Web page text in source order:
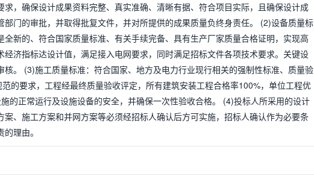
求，确保设计成果资料完整、真实准确、清晰有据、符合项目实际，且确保设计成
部门的审批，并取得批复文件，并对所提供的成果质量负终身责任。 (2)设备质量标
全新的、符合国家质量标准、有关手续完备、具有生产厂家质量合格证明，实现高
经济指标达设计值，满足接入电网要求，同时满足招标文件各项技术要求。关键设
核。 (3)施工质量标准：符合国家、地方及电力行业现行相关的强制性标准、质量验
的要求，工程经最终质量验收评定，所有建筑安装工程合格率100%，单位工程优
的正常运行及设施设备的安全，并确保一次性验收合格。 (4)投标人所采用的设计
案、施工方案和并网方案等必须经招标人确认后方可实施，招标人确认作为必要条
理由。